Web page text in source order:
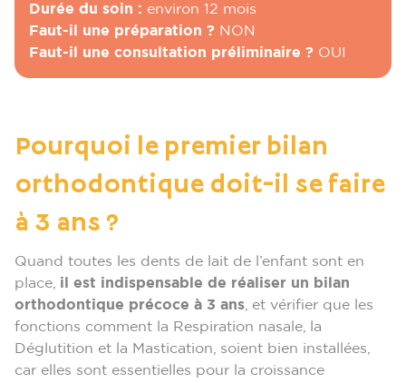
Durée du soin : environ 12 mois
Faut-il une préparation ? NON
Faut-il une consultation préliminaire ? OUI
Pourquoi le premier bilan
orthodontique doit-il se faire
à 3 ans ?
Quand toutes les dents de lait de l’enfant sont en
place, il est indispensable de réaliser un bilan
orthodontique précoce à 3 ans , et vérifier que les
fonctions comment la Respiration nasale, la
Déglutition et la Mastication, soient bien installées,
car elles sont essentielles pour la croissance